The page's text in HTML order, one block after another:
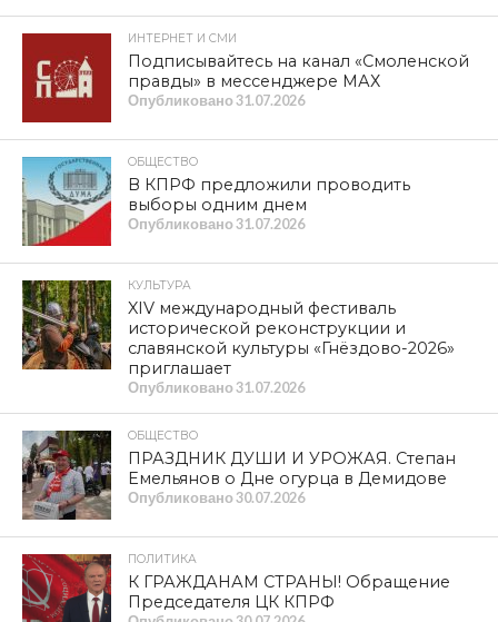
ИНТЕРНЕТ И СМИ
Подписывайтесь на канал «Смоленской
правды» в мессенджере МАХ
Опубликовано31.07.2026
ОБЩЕСТВО
В КПРФ предложили проводить
выборы одним днем
Опубликовано31.07.2026
КУЛЬТУРА
XIV международный фестиваль
исторической реконструкции и
славянской культуры «Гнёздово-2026»
приглашает
Опубликовано31.07.2026
ОБЩЕСТВО
ПРАЗДНИК ДУШИ И УРОЖАЯ. Степан
Емельянов о Дне огурца в Демидове
Опубликовано30.07.2026
ПОЛИТИКА
К ГРАЖДАНАМ СТРАНЫ! Обращение
Председателя ЦК КПРФ